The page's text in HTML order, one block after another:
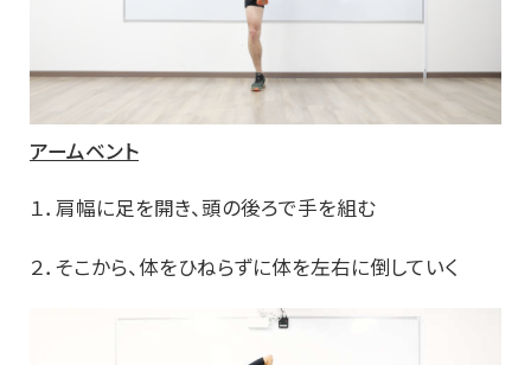
アームベント
１．肩幅に足を開き、頭の後ろで手を組む
２．そこから、体をひねらずに体を左右に倒していく